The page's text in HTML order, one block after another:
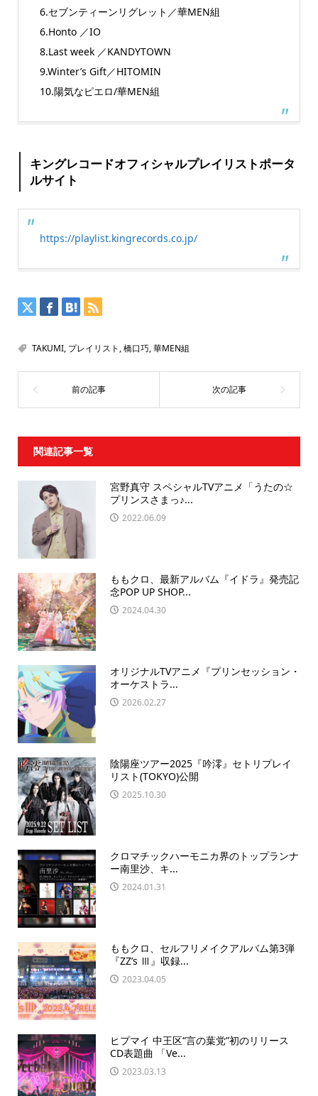
6.セブンティーンリグレット／華MEN組
6.Honto ／IO
8.Last week ／KANDYTOWN
9.Winter’s Gift／HITOMIN
10.陽気なピエロ/華MEN組
キングレコードオフィシャルプレイリストポータ
ルサイト
https://playlist.kingrecords.co.jp/
TAKUMI, プレイリスト ,橋口巧,華MEN組
関連記事一覧
宮野真守 スペシャルTVアニメ「うたの☆
プリンスさまっ♪...
2022.06.09
ももクロ、最新アルバム『イドラ』発売記
念POP UP SHOP...
2024.04.30
オリジナルTVアニメ『プリンセッション・
オーケストラ...
2026.02.27
陰陽座ツアー2025『吟澪』セトリプレイ
リスト(TOKYO)公開
2025.10.30
クロマチックハーモニカ界のトップランナ
ー南里沙、キ...
2024.01.31
ももクロ、セルフリメイクアルバム第3弾
『ZZ’s Ⅲ』収録...
2023.04.05
ヒプマイ 中王区“言の葉党”初のリリース
CD表題曲 「Ve...
2023.03.13